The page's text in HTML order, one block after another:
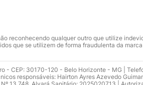
após a aplicação. Se os sintomas
reconhecendo qualquer outro que utilize
que se utilizem de forma fraudulenta da
- CEP: 30170-120 - Belo Horizonte - MG |
responsáveis: Hairton Ayres Azevedo